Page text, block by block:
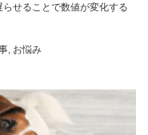
せることで数値が変化する
, お悩み